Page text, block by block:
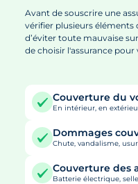
Avant de souscrire une
vérifier plusieurs éléments
d’éviter toute mauvaise
de choisir l'assurance pour
Couverture du
En intérieur, en
Dommages
Chute, vandalisme,
Couverture des
Batterie électrique,